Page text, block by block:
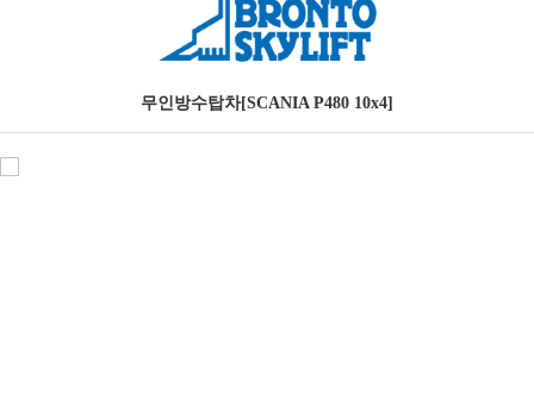
무인방수탑차[SCANIA P480 10x4]